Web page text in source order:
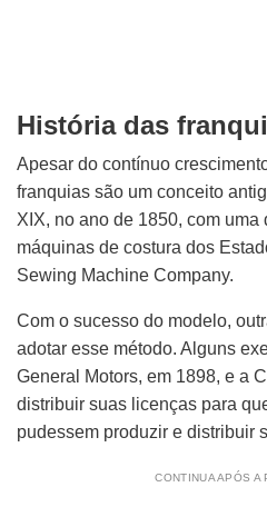
História das
Apesar do contínuo
franquias são um conceito
XIX, no ano de 1850, com
máquinas de costura dos
Sewing Machine Company.
Com o sucesso do modelo,
adotar esse método. Alguns
General Motors, em 1898, e a
distribuir suas licenças para
pudessem produzir e distribuir
CONTINUA APÓS A